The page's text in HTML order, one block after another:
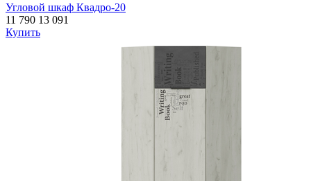
Угловой шкаф Квадро-20
11 790 13 091
Купить